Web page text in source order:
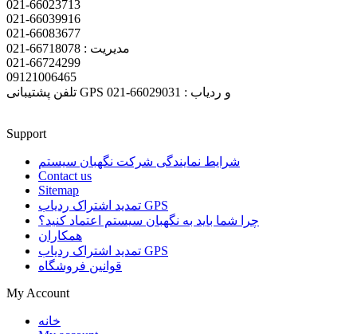
021-66023713
021-66039916
021-66083677
مدیریت : 66718078-021
021-66724299
09121006465
تلفن پشتیبانی GPS و ردیاب : 66029031-021
Support
شرایط نمایندگی شرکت نگهبان سیستم
Contact us
Sitemap
تمدید اشتراک ردیاب GPS
چرا شما باید به نگهبان سیستم اعتماد کنید؟
همکاران
تمدید اشتراک ردیاب GPS
قوانین فروشگاه
My Account
خانه